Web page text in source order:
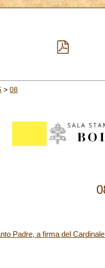
> 08
Padre, a firma del